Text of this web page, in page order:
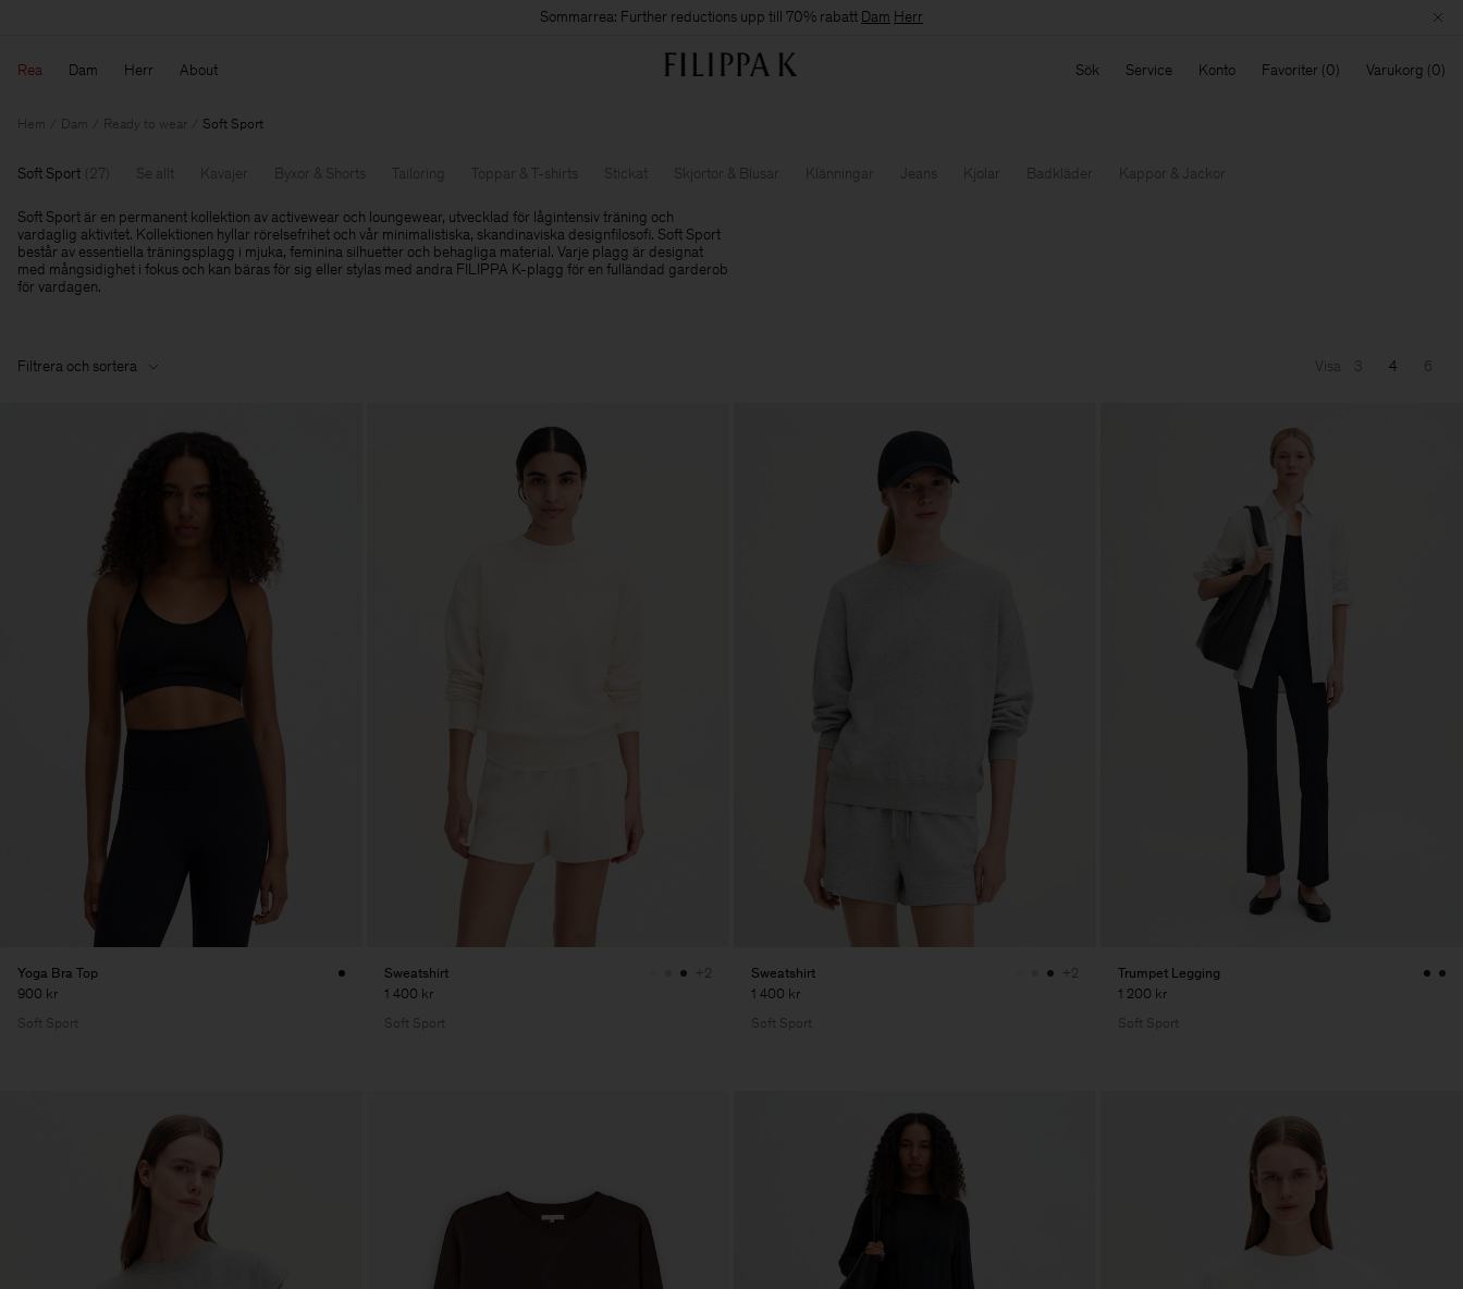
Sommarrea: Further reductions upp till 70% rabatt Dam Herr
Rea Dam Herr About Sök Service Konto Favoriter Varukorg
Hem Dam Ready to wear Soft Sport
Soft Sport 27 Se allt Kavajer Byxor & Shorts Tailoring Toppar & T-shirts Stickat Skjortor & Blusar Klänningar Jeans Kjolar Badkläder Kappor & Jackor
Soft Sport är en permanent kollektion av activewear och loungewear, utvecklad för lågintensiv träning och
vardaglig aktivitet. Kollektionen hyllar rörelsefrihet och vår minimalistiska, skandinaviska designfilosofi. Soft Sport
består av essentiella träningsplagg i mjuka, feminina silhuetter och behagliga material. Varje plagg är designat
med mångsidighet i fokus och kan bäras för sig eller stylas med andra FILIPPA K-plagg för en fulländad garderob
för vardagen.
Filtrera och sortera Visa 3 4 6
Yoga Bra Top
900 kr
Soft Sport
Sweatshirt
1 400 kr
+2
Soft Sport
Sweatshirt
1 400 kr
+2
Soft Sport
Trumpet Legging
1 200 kr
Soft Sport